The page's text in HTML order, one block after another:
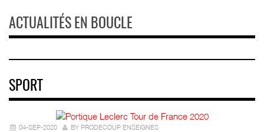
ACTUALITÉS EN BOUCLE
SPORT
04-SEP-2020 BY PRODECOUP ENSEIGNES